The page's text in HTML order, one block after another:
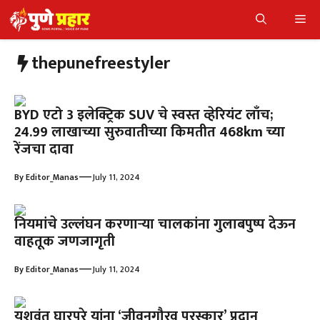
Skip
to
contentthepunefreestyler
BYD एटो 3 इलेक्ट्रिक SUV चे स्वस्त व्हेरियंट लाँच;
24.99 लाखाच्या सुरुवातीच्या किमतीत 468km च्या
रेंजचा दावा
ByEditor_Manas—July 11, 2024
नियमांचे उल्लंघन करणाऱ्या चालकांना गुलाबपुष्प देऊन
वाहतूक जणजागृती
ByEditor_Manas—July 11, 2024